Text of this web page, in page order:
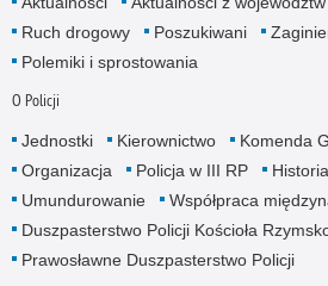
Ruch drogowy
Poszukiwani
Polemiki i sprostowania
O Policji
Jednostki Kierownictwo
Komenda
Organizacja
Policja w III RP Historia
Umundurowanie
Współpraca
Duszpasterstwo Policji Kościoła
Prawosławne Duszpasterstwo Policji